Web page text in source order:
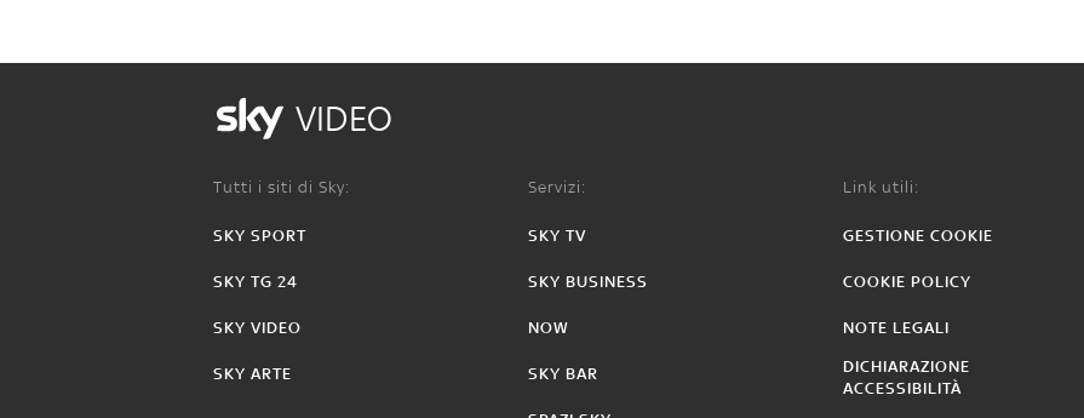
VIDEO
Tutti i siti di Sky:
SKY SPORT
SKY TG 24
SKY VIDEO
SKY ARTE
Servizi:
SKY TV
SKY BUSINESS
NOW
SKY BAR
Link utili:
GESTIONE COOKIE
COOKIE POLICY
NOTE LEGALI
DICHIARAZIONE
ACCESSIBILITÀ